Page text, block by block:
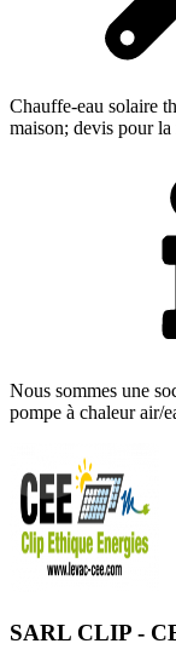
Chauffe-eau solaire
maison; devis pour la
Nous sommes une
pompe à chaleur air/
SARL CLIP -